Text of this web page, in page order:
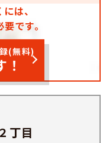
は、
です。
(無料)
丁目